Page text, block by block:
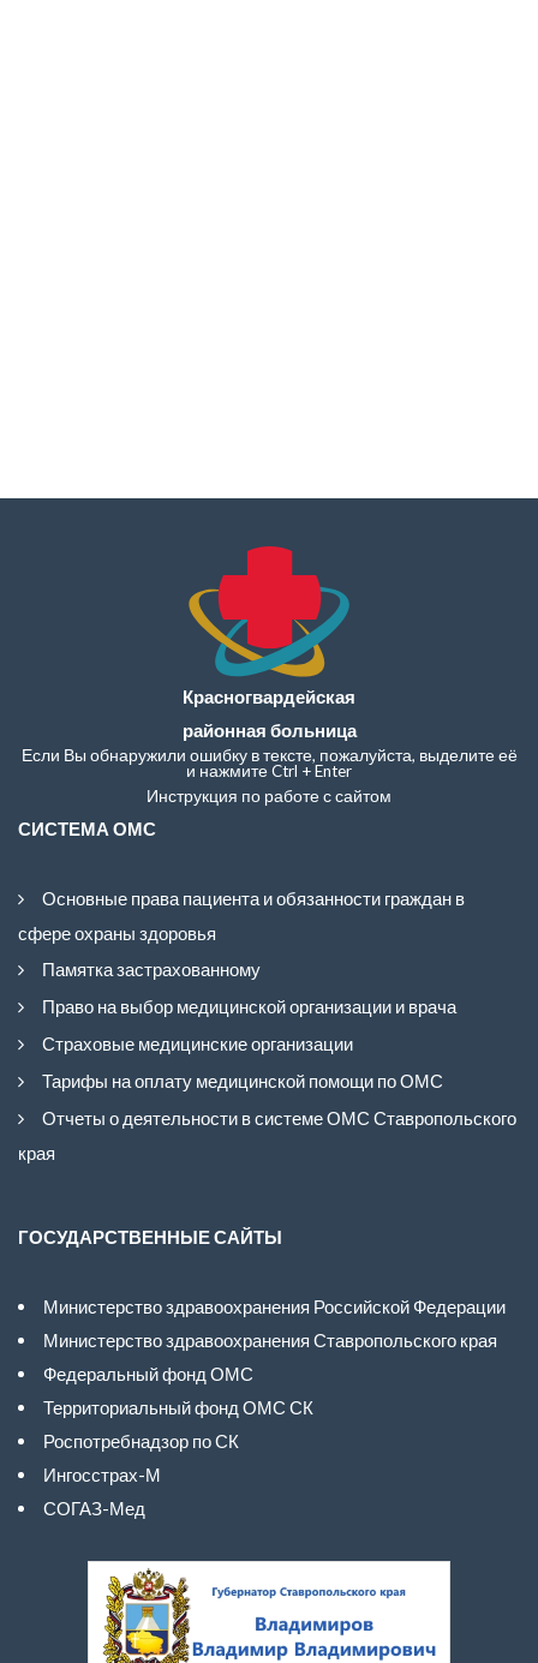
Красногвардейская
районная больница
Если Вы обнаружили ошибку в тексте, пожалуйста, выделите её
и нажмите Ctrl + Enter
Инструкция по работе с сайтом
СИСТЕМА ОМС
Основные права пациента и обязанности граждан в
сфере охраны здоровья
Памятка застрахованному
Право на выбор медицинской организации и врача
Страховые медицинские организации
Тарифы на оплату медицинской помощи по ОМС
Отчеты о деятельности в системе ОМС Ставропольского
края
ГОСУДАРСТВЕННЫЕ САЙТЫ
Министерство здравоохранения Российской Федерации
Министерство здравоохранения Ставропольского края
Федеральный фонд ОМС
Территориальный фонд ОМС СК
Роспотребнадзор по СК
Ингосстрах-М
СОГАЗ-Мед